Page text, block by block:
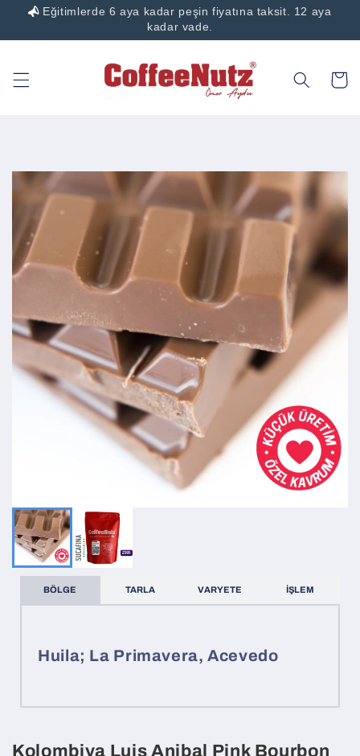
Eğitimlerde 6 aya kadar peşin fiyatına taksit. 12 aya
kadar vade.
İçeriğe
Sepet
BÖLGE TARLA VARYETE İŞLEM
Huila; La Primavera, Acevedo
Kolombiya Luis Anibal Pink Bourbon